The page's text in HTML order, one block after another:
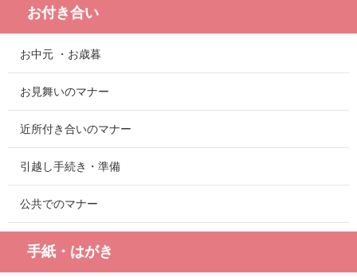
お付き合い
お中元 ・お歳暮
お見舞いのマナー
近所付き合いのマナー
引越し手続き・準備
公共でのマナー
手紙・はがき